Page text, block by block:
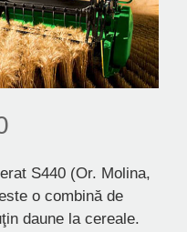
S440 (Or. Molina,
o combină de
daune la cereale.